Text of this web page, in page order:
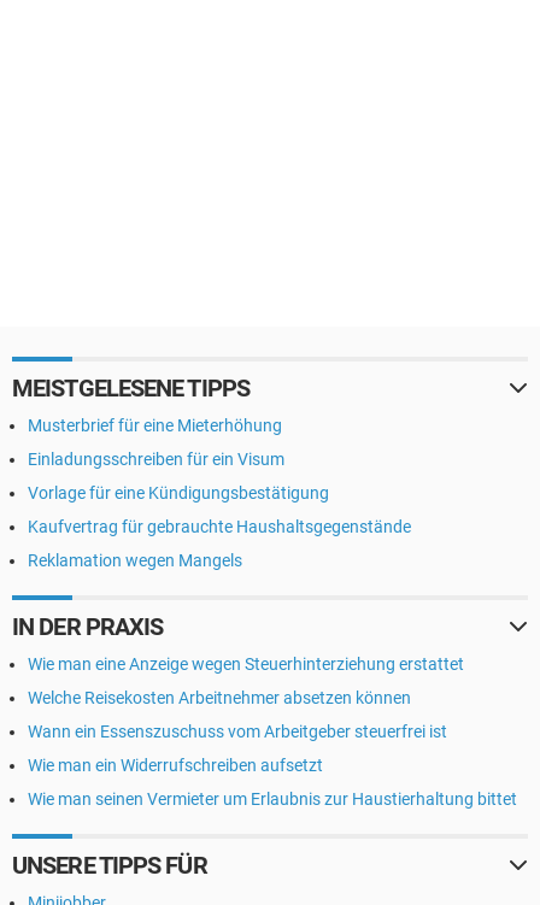
MEISTGELESENE TIPPS
Musterbrief für eine Mieterhöhung
Einladungsschreiben für ein Visum
Vorlage für eine Kündigungsbestätigung
Kaufvertrag für gebrauchte Haushaltsgegenstände
Reklamation wegen Mangels
IN DER PRAXIS
Wie man eine Anzeige wegen Steuerhinterziehung erstattet
Welche Reisekosten Arbeitnehmer absetzen können
Wann ein Essenszuschuss vom Arbeitgeber steuerfrei ist
Wie man ein Widerrufschreiben aufsetzt
Wie man seinen Vermieter um Erlaubnis zur Haustierhaltung bittet
UNSERE TIPPS FÜR